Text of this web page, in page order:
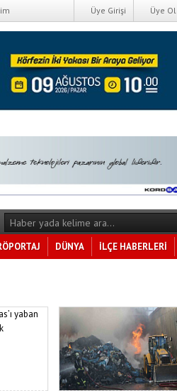
Üye Ol
Üye Girişi
DÜNYA
İLÇE HABERLERİ